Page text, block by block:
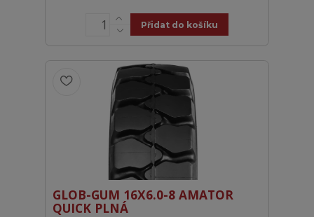
Přidat do košíku
GLOB-GUM 16X6.0-8 AMATOR
QUICK PLNÁ